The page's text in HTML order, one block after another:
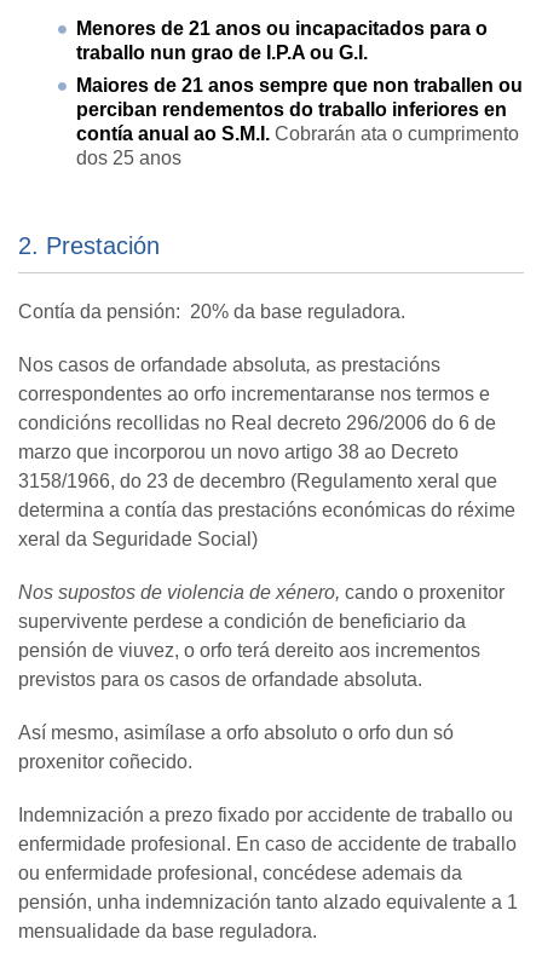
Menores de 21 anos ou incapacitados para o
traballo nun grao de I.P.A ou G.I.
Maiores de 21 anos sempre que non traballen ou
perciban rendementos do traballo inferiores en
contía anual ao S.M.I. Cobrarán ata o cumprimento
dos 25 anos
2. Prestación
Contía da pensión: 20% da base reguladora.
Nos casos de orfandade absoluta, as prestacións
correspondentes ao orfo incrementaranse nos termos e
condicións recollidas no Real decreto 296/2006 do 6 de
marzo que incorporou un novo artigo 38 ao Decreto
3158/1966, do 23 de decembro (Regulamento xeral que
determina a contía das prestacións económicas do réxime
xeral da Seguridade Social)
Nos supostos de violencia de xénero, cando o proxenitor
supervivente perdese a condición de beneficiario da
pensión de viuvez, o orfo terá dereito aos incrementos
previstos para os casos de orfandade absoluta.
Así mesmo, asimílase a orfo absoluto o orfo dun só
proxenitor coñecido.
Indemnización a prezo fixado por accidente de traballo ou
enfermidade profesional. En caso de accidente de traballo
ou enfermidade profesional, concédese ademais da
pensión, unha indemnización tanto alzado equivalente a 1
mensualidade da base reguladora.